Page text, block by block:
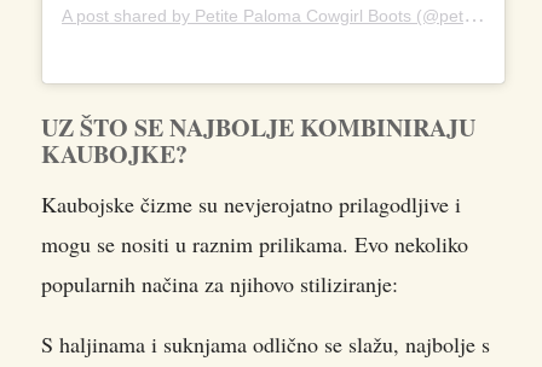
A
post shared by Petite Paloma Cowgirl Boots (@petitepaloma)
UZ ŠTO SE NAJBOLJE KOMBINIRAJU
KAUBOJKE?
Kaubojske čizme su nevjerojatno prilagodljive i
mogu se nositi u raznim prilikama. Evo nekoliko
popularnih načina za njihovo stiliziranje:
S haljinama i suknjama odlično se slažu, najbolje s